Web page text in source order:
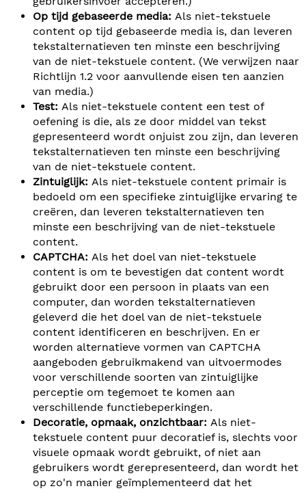
Op tijd gebaseerde media: Als niet-tekstuele
content op tijd gebaseerde media is, dan leveren
tekstalternatieven ten minste een beschrijving
van de niet-tekstuele content. (We verwijzen naar
Richtlijn 1.2 voor aanvullende eisen ten aanzien
van media.)
Test: Als niet-tekstuele content een test of
oefening is die, als ze door middel van tekst
gepresenteerd wordt onjuist zou zijn, dan leveren
tekstalternatieven ten minste een beschrijving
van de niet-tekstuele content.
Zintuiglijk: Als niet-tekstuele content primair is
bedoeld om een specifieke zintuiglijke ervaring te
creëren, dan leveren tekstalternatieven ten
minste een beschrijving van de niet-tekstuele
content.
CAPTCHA: Als het doel van niet-tekstuele
content is om te bevestigen dat content wordt
gebruikt door een persoon in plaats van een
computer, dan worden tekstalternatieven
geleverd die het doel van de niet-tekstuele
content identificeren en beschrijven. En er
worden alternatieve vormen van CAPTCHA
aangeboden gebruikmakend van uitvoermodes
voor verschillende soorten van zintuiglijke
perceptie om tegemoet te komen aan
verschillende functiebeperkingen.
Decoratie, opmaak, onzichtbaar: Als niet-
tekstuele content puur decoratief is, slechts voor
visuele opmaak wordt gebruikt, of niet aan
gebruikers wordt gerepresenteerd, dan wordt het
op zo'n manier geïmplementeerd dat het